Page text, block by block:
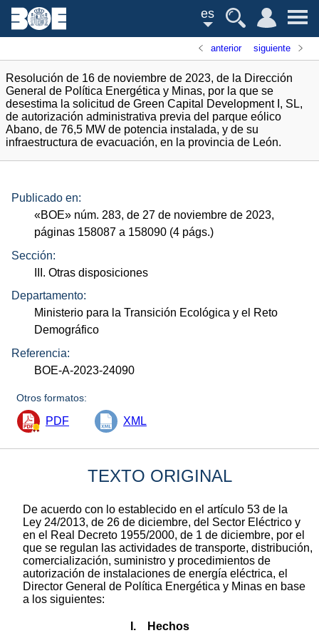
es
anterior siguiente
Resolución de 16 de noviembre de 2023, de la Dirección
General de Política Energética y Minas, por la que se
desestima la solicitud de Green Capital Development I, SL,
de autorización administrativa previa del parque eólico
Abano, de 76,5 MW de potencia instalada, y de su
infraestructura de evacuación, en la provincia de León.
Publicado en:
«BOE» núm. 283, de 27 de noviembre de 2023,
páginas 158087 a 158090 (4 págs.)
Sección:
III. Otras disposiciones
Departamento:
Ministerio para la Transición Ecológica y el Reto
Demográfico
Referencia:
BOE-A-2023-24090
Otros formatos:
PDF XML
TEXTO ORIGINAL
De acuerdo con lo establecido en el artículo 53 de la
Ley 24/2013, de 26 de diciembre, del Sector Eléctrico y
en el Real Decreto 1955/2000, de 1 de diciembre, por el
que se regulan las actividades de transporte, distribución,
comercialización, suministro y procedimientos de
autorización de instalaciones de energía eléctrica, el
Director General de Política Energética y Minas en base
a los siguientes:
I. Hechos